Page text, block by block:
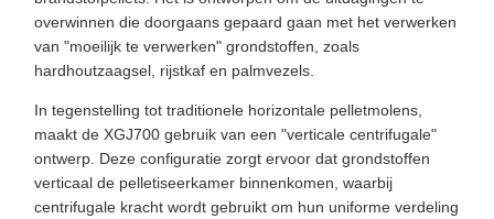
overwinnen die doorgaans gepaard gaan met het verwerken
van "moeilijk te verwerken" grondstoffen, zoals
hardhoutzaagsel, rijstkaf en palmvezels.
In tegenstelling tot traditionele horizontale pelletmolens,
maakt de XGJ700 gebruik van een "verticale centrifugale"
ontwerp. Deze configuratie zorgt ervoor dat grondstoffen
verticaal de pelletiseerkamer binnenkomen, waarbij
centrifugale kracht wordt gebruikt om hun uniforme verdeling